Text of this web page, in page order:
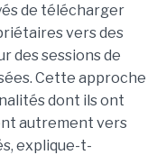
de télécharger
vers des
des sessions de
Cette approche
dont ils ont
autrement vers
explique-t-